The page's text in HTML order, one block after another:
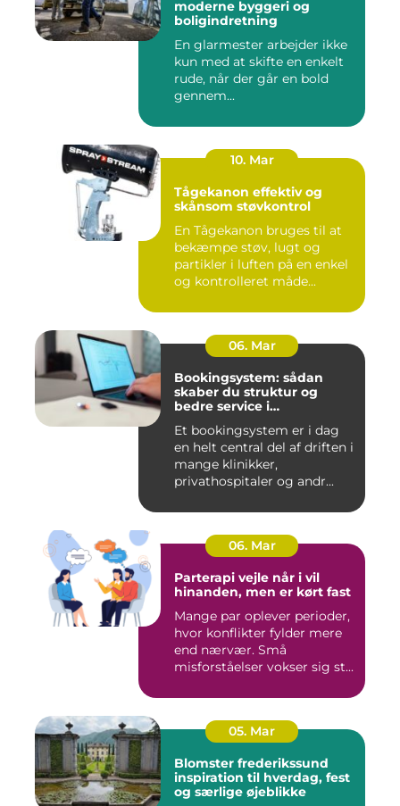
moderne byggeri og
boligindretning
En glarmester arbejder ikke
kun med at skifte en enkelt
rude, når der går en bold
gennem...
10. Mar
Tågekanon effektiv og
skånsom støvkontrol
En Tågekanon bruges til at
bekæmpe støv, lugt og
partikler i luften på en enkel
og kontrolleret måde...
06. Mar
Bookingsystem: sådan
skaber du struktur og
bedre service i
Et bookingsystem er i dag
en helt central del af driften i
mange klinikker,
privathospitaler og andr...
06. Mar
Parterapi vejle når i vil
hinanden, men er kørt fast
Mange par oplever perioder,
hvor konflikter fylder mere
end nærvær. Små
misforståelser vokser sig st...
05. Mar
Blomster frederikssund
inspiration til hverdag, fest
og særlige øjeblikke